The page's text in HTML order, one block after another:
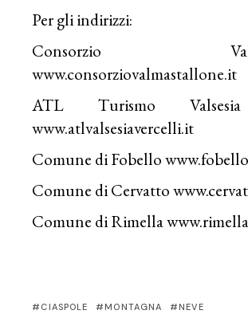
Per gli indirizzi:
Consorzio
www.consorziovalmastallone.it
ATL Turismo
www.atlvalsesiavercelli.it
Comune di Fobello
Comune di Cervatto
Comune di Rimella
CIASPOLE MONTAGNA NEVE